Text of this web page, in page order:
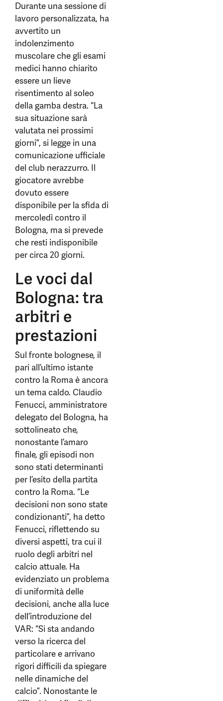
Durante una sessione di
lavoro personalizzata, ha
avvertito un
indolenzimento
muscolare che gli esami
medici hanno chiarito
essere un lieve
risentimento al soleo
della gamba destra. “La
sua situazione sarà
valutata nei prossimi
giorni”, si legge in una
comunicazione ufficiale
del club nerazzurro. Il
giocatore avrebbe
dovuto essere
disponibile per la sfida di
mercoledì contro il
Bologna, ma si prevede
che resti indisponibile
per circa 20 giorni.
Le voci dal
Bologna: tra
arbitri e
prestazioni
Sul fronte bolognese, il
pari all’ultimo istante
contro la Roma è ancora
un tema caldo. Claudio
Fenucci, amministratore
delegato del Bologna, ha
sottolineato che,
nonostante l’amaro
finale, gli episodi non
sono stati determinanti
per l’esito della partita
contro la Roma. “Le
decisioni non sono state
condizionanti”, ha detto
Fenucci, riflettendo su
diversi aspetti, tra cui il
ruolo degli arbitri nel
calcio attuale. Ha
evidenziato un problema
di uniformità delle
decisioni, anche alla luce
dell’introduzione del
VAR: “Si sta andando
verso la ricerca del
particolare e arrivano
rigori difficili da spiegare
nelle dinamiche del
calcio”. Nonostante le